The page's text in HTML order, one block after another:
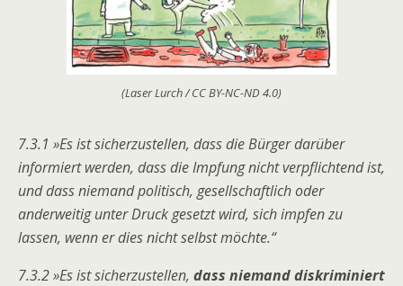
(Laser Lurch / CC BY-NC-ND 4.0)
7.3.1 »Es ist sicherzustellen, dass die Bürger darüber
informiert werden, dass die Impfung nicht verpflichtend ist,
und dass niemand politisch, gesellschaftlich oder
anderweitig unter Druck gesetzt wird, sich impfen zu
lassen, wenn er dies nicht selbst möchte.“
7.3.2 »Es ist sicherzustellen, dass niemand diskriminiert